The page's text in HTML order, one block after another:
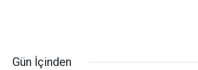
Gün İçinden